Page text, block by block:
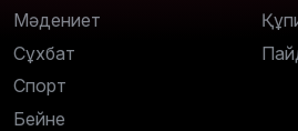
Мәдениет
Сұхбат
Спорт
Бейне